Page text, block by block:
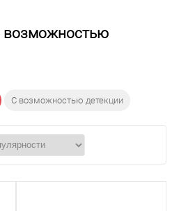
возможностью
С возможностью детекции